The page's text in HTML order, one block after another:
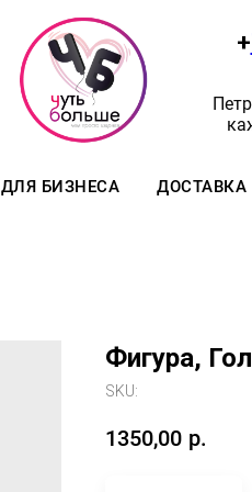
+
ДЛЯ БИЗНЕСА ДОСТАВКА
Фигура,
SKU:
1350,00 р.